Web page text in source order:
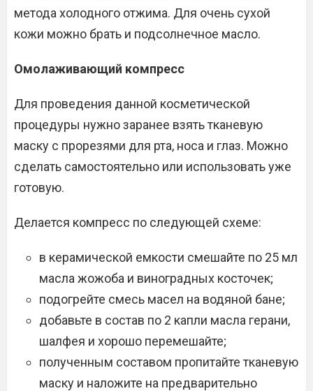
метода холодного отжима. Для очень сухой
кожи можно брать и подсолнечное масло.
Омолаживающий компресс
Для проведения данной косметической
процедуры нужно заранее взять тканевую
маску с прорезями для рта, носа и глаз. Можно
сделать самостоятельно или использовать уже
готовую.
Делается компресс по следующей схеме:
в керамической емкости смешайте по 25 мл
масла жожоба и виноградных косточек;
подогрейте смесь масел на водяной бане;
добавьте в состав по 2 капли масла герани,
шалфея и хорошо перемешайте;
полученным составом пропитайте тканевую
маску и наложите на предварительно